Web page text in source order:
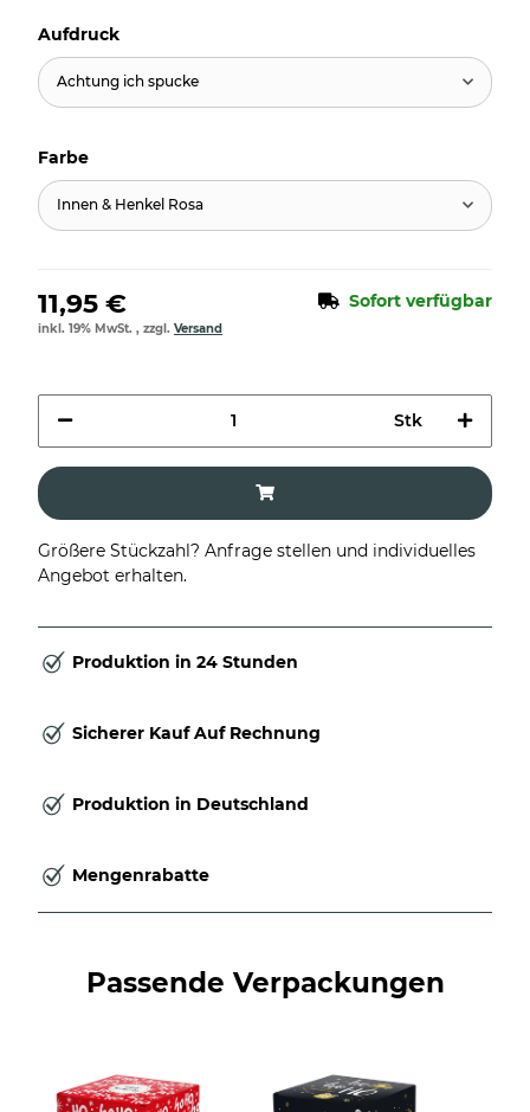
Aufdruck
Achtung ich spucke
Farbe
Innen & Henkel Rosa
11,95 € Sofort verfügbar
inkl. 19% MwSt. , zzgl. Versand
Stk
Größere Stückzahl? Anfrage stellen und individuelles
Angebot erhalten.
Produktion in 24 Stunden
Sicherer Kauf Auf Rechnung
Produktion in Deutschland
Mengenrabatte
Passende Verpackungen